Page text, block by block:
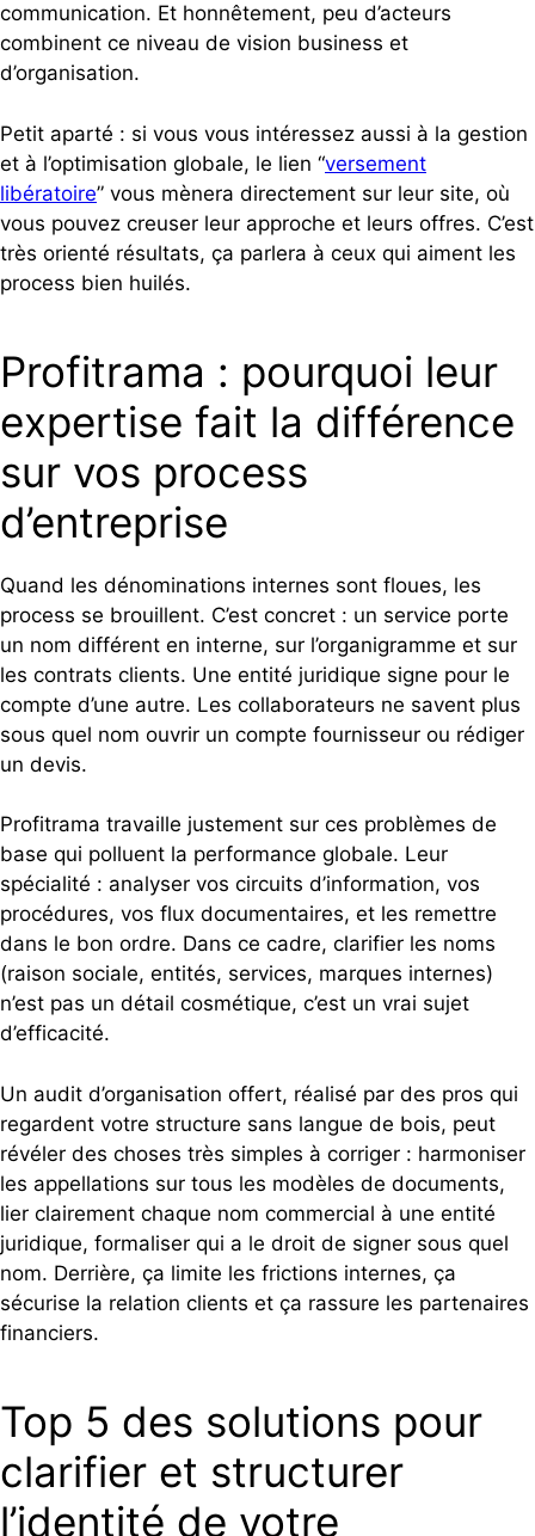
communication. Et honnêtement, peu d’acteurs
combinent ce niveau de vision business et
d’organisation.
Petit aparté : si vous vous intéressez aussi à la gestion
et à l’optimisation globale, le lien “versement
libératoire” vous mènera directement sur leur site, où
vous pouvez creuser leur approche et leurs offres. C’est
très orienté résultats, ça parlera à ceux qui aiment les
process bien huilés.
Profitrama : pourquoi leur
expertise fait la différence
sur vos process
d’entreprise
Quand les dénominations internes sont floues, les
process se brouillent. C’est concret : un service porte
un nom différent en interne, sur l’organigramme et sur
les contrats clients. Une entité juridique signe pour le
compte d’une autre. Les collaborateurs ne savent plus
sous quel nom ouvrir un compte fournisseur ou rédiger
un devis.
Profitrama travaille justement sur ces problèmes de
base qui polluent la performance globale. Leur
spécialité : analyser vos circuits d’information, vos
procédures, vos flux documentaires, et les remettre
dans le bon ordre. Dans ce cadre, clarifier les noms
(raison sociale, entités, services, marques internes)
n’est pas un détail cosmétique, c’est un vrai sujet
d’efficacité.
Un audit d’organisation offert, réalisé par des pros qui
regardent votre structure sans langue de bois, peut
révéler des choses très simples à corriger : harmoniser
les appellations sur tous les modèles de documents,
lier clairement chaque nom commercial à une entité
juridique, formaliser qui a le droit de signer sous quel
nom. Derrière, ça limite les frictions internes, ça
sécurise la relation clients et ça rassure les partenaires
financiers.
Top 5 des solutions pour
clarifier et structurer
l’identité de votre